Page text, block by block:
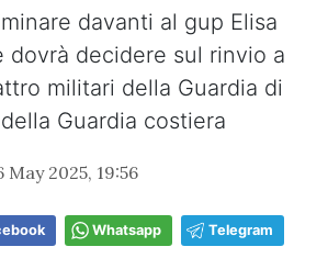
davanti al gup Elisa
dovrà decidere sul rinvio a
militari della Guardia di
Guardia costiera
May 2025, 19:56
Whatsapp Telegram